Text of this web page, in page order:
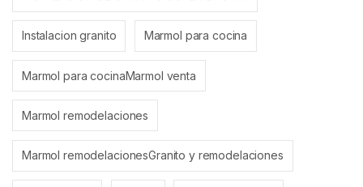
Instalacion granito Marmol para cocina
Marmol para cocinaMarmol venta
Marmol remodelaciones
Marmol remodelacionesGranito y remodelaciones